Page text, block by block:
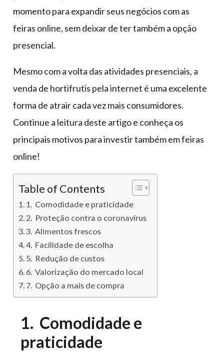
momento para expandir seus negócios com as
feiras online, sem deixar de ter também a opção
presencial.
Mesmo com a volta das atividades presenciais, a
venda de hortifrutis pela internet é uma excelente
forma de atrair cada vez mais consumidores.
Continue a leitura deste artigo e conheça os
principais motivos para investir também em feiras
online!
Table of Contents
1. Comodidade e praticidade
2. Proteção contra o coronavírus
3. Alimentos frescos
4. Facilidade de escolha
5. Redução de custos
6. Valorização do mercado local
7. Opção a mais de compra
1. Comodidade e
praticidade